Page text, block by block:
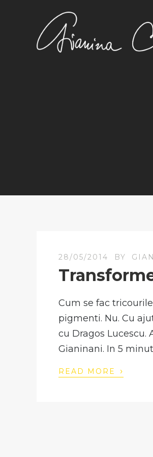
28/05/2014 BY
Cum se fac
pigmenti. Nu. Cu
cu Dragos
Gianinani. In 5
READ MORE ›